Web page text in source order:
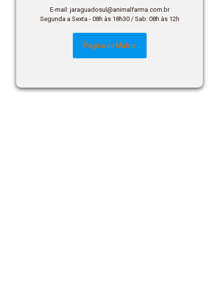
E-mail: jaraguadosul@animalfarma.com.br
Segunda a Sexta - 08h às 18h30 / Sab: 08h às 12h
Página da Matriz